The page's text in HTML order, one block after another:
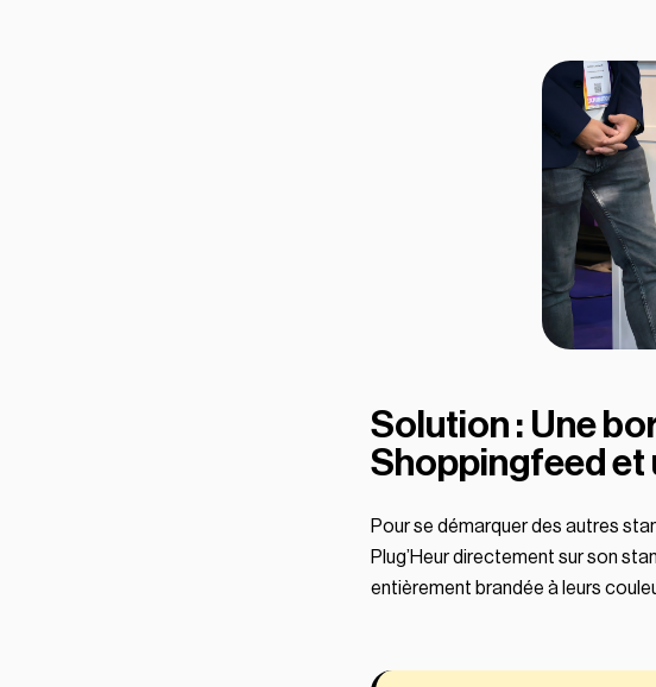
Solution : Une
Shoppingfeed et
Pour se démarquer des autres
Plug’Heur directement sur son
entièrement brandée à leurs